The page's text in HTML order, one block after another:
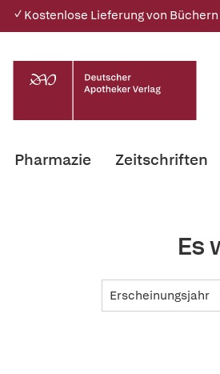
✓ Kostenlose Lieferung von
Pharmazie Zeitschriften
Es
Erscheinungsjahr